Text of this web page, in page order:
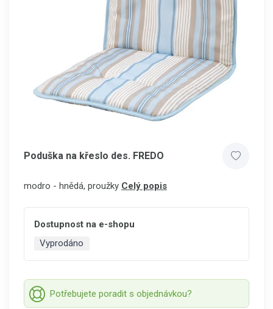
Poduška na křeslo des. FREDO
modro - hnědá, proužky Celý popis
Dostupnost na e-shopu
Vyprodáno
Potřebujete poradit s objednávkou?